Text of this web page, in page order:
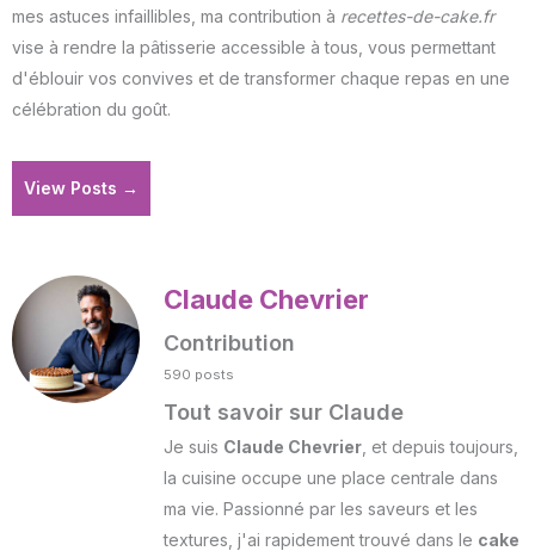
mes astuces infaillibles, ma contribution à recettes-de-cake.fr
vise à rendre la pâtisserie accessible à tous, vous permettant
d'éblouir vos convives et de transformer chaque repas en une
célébration du goût.
View Posts →
Claude Chevrier
Contribution
590 posts
Tout savoir sur Claude
Je suis Claude Chevrier , et depuis toujours,
la cuisine occupe une place centrale dans
ma vie. Passionné par les saveurs et les
textures, j'ai rapidement trouvé dans le cake